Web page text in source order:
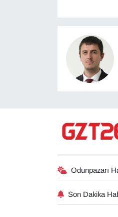
Odunpazarı
Son Dakika